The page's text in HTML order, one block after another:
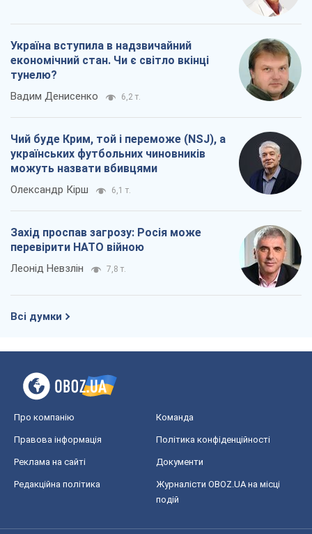
Україна вступила в надзвичайний
економічний стан. Чи є світло вкінці
тунелю?
Вадим Денисенко 6,2 т.
Чий буде Крим, той і переможе (NSJ), а
українських футбольних чиновників
можуть назвати вбивцями
Олександр Кірш 6,1 т.
Захід проспав загрозу: Росія може
перевірити НАТО війною
Леонід Невзлін 7,8 т.
Всі думки
Про компанію Команда
Правова інформація Політика конфіденційності
Реклама на сайті Документи
Редакційна політика
Журналісти OBOZ.UA на місці
подій